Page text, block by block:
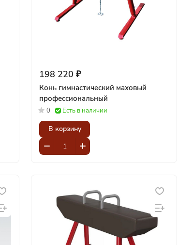
198 220 ₽
Конь гимнастический маховый
профессиональный
0 Есть в наличии
В корзину